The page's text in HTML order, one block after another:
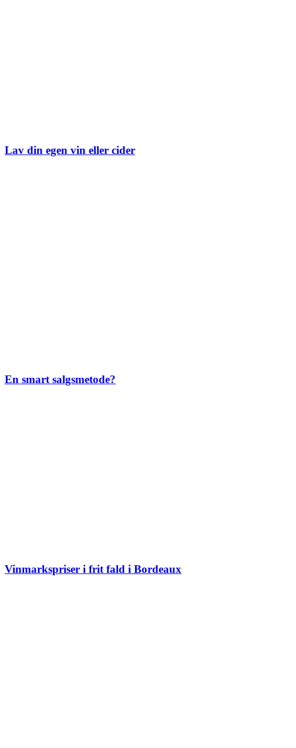
Lav din egen vin eller cider
En smart salgsmetode?
Vinmarkspriser i frit fald i Bordeaux